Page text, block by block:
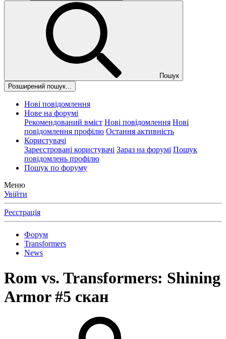
Пошук
Розширений пошук...
Нові повідомлення
Нове на форумі
Рекомендований вміст Нові повідомлення Нові
повідомлення профілю Остання активність
Користувачі
Зареєстровані користувачі Зараз на форумі Пошук
повідомлень профілю
Пошук по форуму
Меню
Увійти
Реєстрація
Форум
Transformers
News
Rom vs. Transformers: Shining
Armor #5 скан